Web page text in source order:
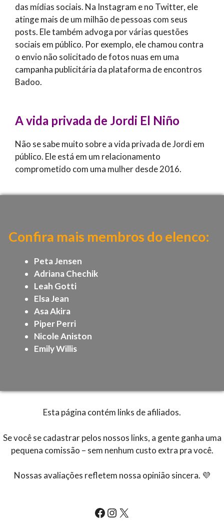
das mídias sociais. Na Instagram e no Twitter, ele
atinge mais de um milhão de pessoas com seus
posts. Ele também advoga por várias questões
sociais em público. Por exemplo, ele chamou contra
o envio não solicitado de fotos nuas em uma
campanha publicitária da plataforma de encontros
Badoo.
A vida privada de Jordi El Niño
Não se sabe muito sobre a vida privada de Jordi em
público. Ele está em um relacionamento
comprometido com uma mulher desde 2016.
Confira mais membros do elenco:
Peta Jensen
Adriana Chechik
Leah Gotti
Elsa Jean
Asa Akira
Piper Perri
Nicole Aniston
Emily Willis
Esta página contém links de afiliados.
Se você se cadastrar pelos nossos links, a gente ganha uma
pequena comissão – sem nenhum custo extra pra você.
Nossas avaliações refletem nossa opinião sincera. 💜
All-Actresses.com Facebook All-Actresses.com Instagram All-Actresses.com Instagram on X